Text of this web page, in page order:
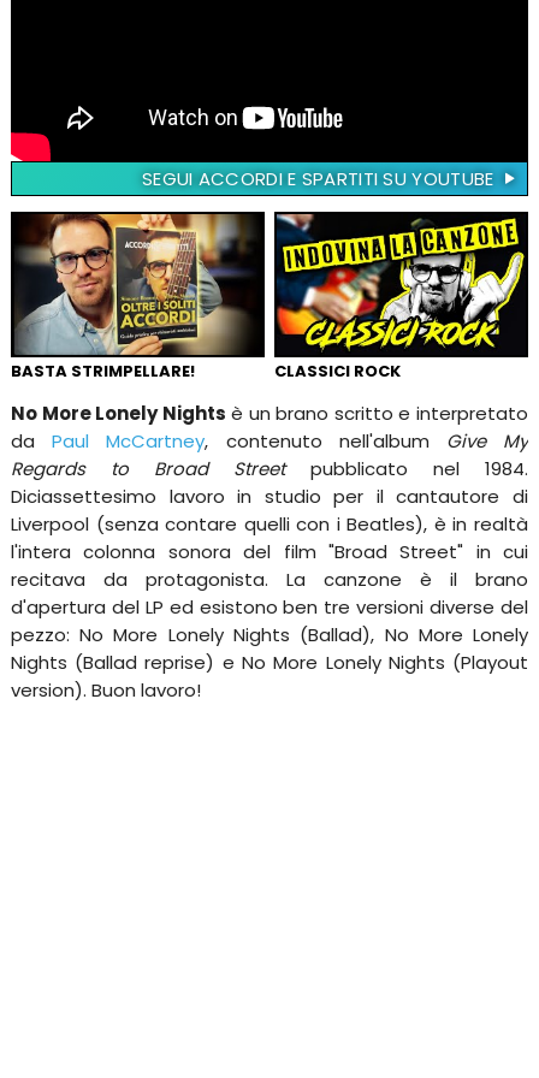
SEGUI ACCORDI E SPARTITI SU YOUTUBE
BASTA STRIMPELLARE! CLASSICI ROCK
No More Lonely Nights è un brano scritto e interpretato
daPaul McCartney, contenuto nell'album Give My
Regards to Broad Streetpubblicato nel 1984.
Diciassettesimo lavoro in studio per il cantautore di
Liverpool (senza contare quelli con i Beatles), è in realtà
l'intera colonna sonora del film "Broad Street" in cui
recitava da protagonista. La canzone è il brano
d'apertura del LP ed esistono ben tre versioni diverse del
pezzo: No More Lonely Nights (Ballad), No More Lonely
Nights (Ballad reprise) e No More Lonely Nights (Playout
version). Buon lavoro!